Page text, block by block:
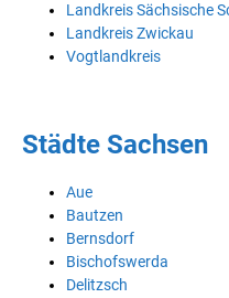
Landkreis Sächsische
Landkreis Zwickau
Vogtlandkreis
Städte Sachsen
Aue
Bautzen
Bernsdorf
Bischofswerda
Delitzsch